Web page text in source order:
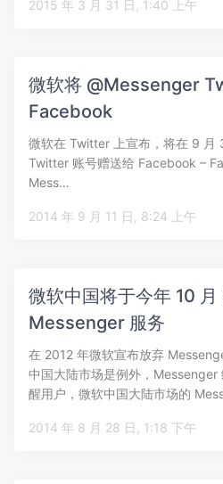
2015 年 3 月 31 日, 1:40 上午
微软将 @Messenger
Facebook
微软在 Twitter 上宣布，将在 9 月
Twitter 账号赠送给 Facebook –
Mess…
2014 年 9 月 11 日, 8:24 上午
微软中国将于今年 10 月
Messenger 服务
在 2012 年微软宣布放弃
中国大陆市场是例外，Messenger
醒用户，微软中国大陆市场的
2014 年 8 月 28 日, 1:18 下午